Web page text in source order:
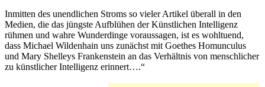
Inmitten des unendlichen Stroms so vieler Artikel überall in den
Medien, die das jüngste Aufblühen der Künstlichen Intelligenz
rühmen und wahre Wunderdinge voraussagen, ist es wohltuend,
dass Michael Wildenhain uns zunächst mit Goethes Homunculus
und Mary Shelleys Frankenstein an das Verhältnis von menschlicher
zu künstlicher Intelligenz erinnert….“